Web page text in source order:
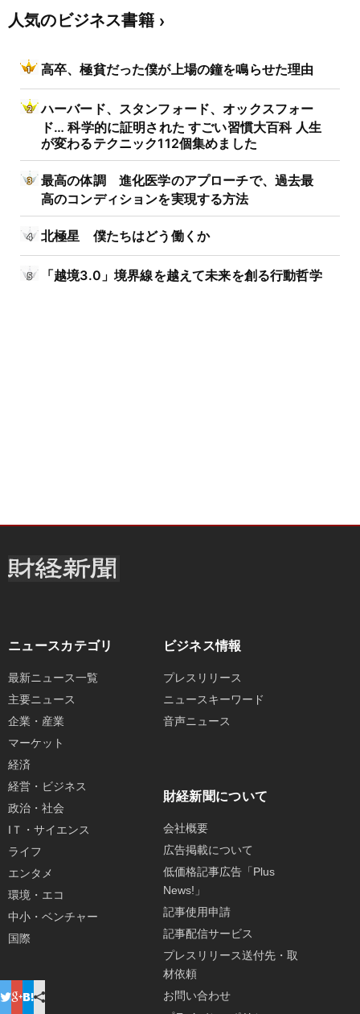
人気のビジネス書籍
高卒、極貧だった僕が上場の鐘を鳴らせた理由
ハーバード、スタンフォード、オックスフォー
ド… 科学的に証明された すごい習慣大百科 人生
が変わるテクニック112個集めました
最高の体調 進化医学のアプローチで、過去最
高のコンディションを実現する方法
北極星 僕たちはどう働くか
「越境3.0」境界線を越えて未来を創る行動哲学
ニュースカテゴリ
最新ニュース一覧
主要ニュース
企業・産業
マーケット
経済
経営・ビジネス
政治・社会
IＴ・サイエンス
ライフ
エンタメ
環境・エコ
中小・ベンチャー
国際
ビジネス情報
プレスリリース
ニュースキーワード
音声ニュース
財経新聞について
会社概要
広告掲載について
低価格記事広告「Plus
News!」
記事使用申請
記事配信サービス
プレスリリース送付先・取
材依頼
お問い合わせ